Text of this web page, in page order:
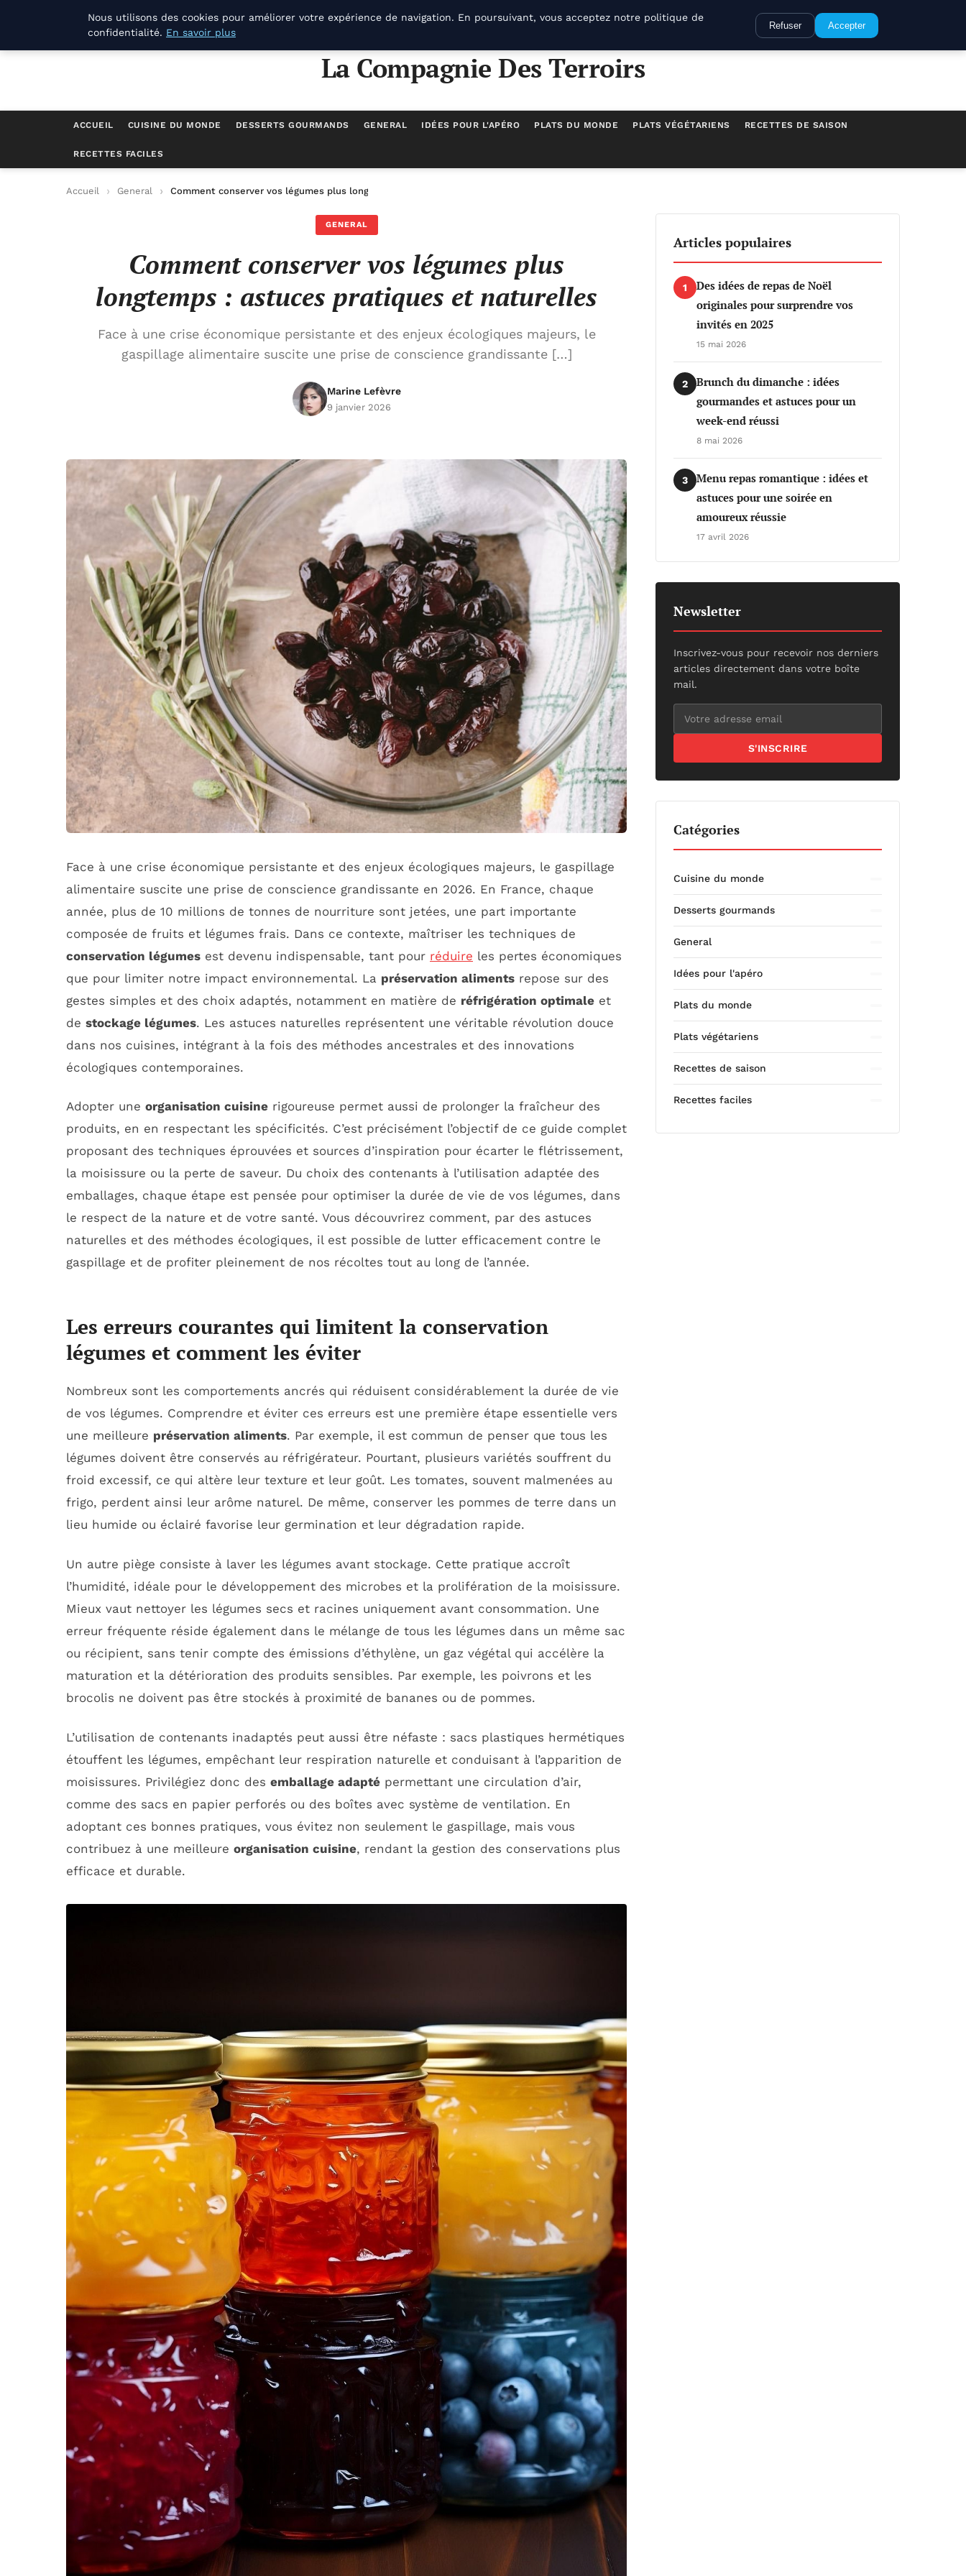
La Compagnie Des Terroirs
La Compagnie Des Terroirs
ACCUEIL CUISINE DU MONDE DESSERTS GOURMANDS GENERAL IDÉES POUR L'APÉRO PLATS DU MONDE PLATS VÉGÉTARIENS RECETTES DE SAISON
RECETTES FACILES
Accueil General Comment conserver vos légumes plus longtemps : astuces pratiques et naturelles
GENERAL
Comment conserver vos légumes plus
longtemps : astuces pratiques et naturelles
Face à une crise économique persistante et des enjeux écologiques majeurs, le
gaspillage alimentaire suscite une prise de conscience grandissante […]
Marine Lefèvre
9 janvier 2026
Face à une crise économique persistante et des enjeux écologiques majeurs, le gaspillage
alimentaire suscite une prise de conscience grandissante en 2026. En France, chaque
année, plus de 10 millions de tonnes de nourriture sont jetées, une part importante
composée de fruits et légumes frais. Dans ce contexte, maîtriser les techniques de
conservation légumes est devenu indispensable, tant pour réduire les pertes économiques
que pour limiter notre impact environnemental. La préservation aliments repose sur des
gestes simples et des choix adaptés, notamment en matière de réfrigération optimale et
de stockage légumes. Les astuces naturelles représentent une véritable révolution douce
dans nos cuisines, intégrant à la fois des méthodes ancestrales et des innovations
écologiques contemporaines.
Adopter une organisation cuisine rigoureuse permet aussi de prolonger la fraîcheur des
produits, en en respectant les spécificités. C’est précisément l’objectif de ce guide complet
proposant des techniques éprouvées et sources d’inspiration pour écarter le flétrissement,
la moisissure ou la perte de saveur. Du choix des contenants à l’utilisation adaptée des
emballages, chaque étape est pensée pour optimiser la durée de vie de vos légumes, dans
le respect de la nature et de votre santé. Vous découvrirez comment, par des astuces
naturelles et des méthodes écologiques, il est possible de lutter efficacement contre le
gaspillage et de profiter pleinement de nos récoltes tout au long de l’année.
Les erreurs courantes qui limitent la conservation
légumes et comment les éviter
Nombreux sont les comportements ancrés qui réduisent considérablement la durée de vie
de vos légumes. Comprendre et éviter ces erreurs est une première étape essentielle vers
une meilleure préservation aliments. Par exemple, il est commun de penser que tous les
légumes doivent être conservés au réfrigérateur. Pourtant, plusieurs variétés souffrent du
froid excessif, ce qui altère leur texture et leur goût. Les tomates, souvent malmenées au
frigo, perdent ainsi leur arôme naturel. De même, conserver les pommes de terre dans un
lieu humide ou éclairé favorise leur germination et leur dégradation rapide.
Un autre piège consiste à laver les légumes avant stockage. Cette pratique accroît
l’humidité, idéale pour le développement des microbes et la prolifération de la moisissure.
Mieux vaut nettoyer les légumes secs et racines uniquement avant consommation. Une
erreur fréquente réside également dans le mélange de tous les légumes dans un même sac
ou récipient, sans tenir compte des émissions d’éthylène, un gaz végétal qui accélère la
maturation et la détérioration des produits sensibles. Par exemple, les poivrons et les
brocolis ne doivent pas être stockés à proximité de bananes ou de pommes.
L’utilisation de contenants inadaptés peut aussi être néfaste : sacs plastiques hermétiques
étouffent les légumes, empêchant leur respiration naturelle et conduisant à l’apparition de
moisissures. Privilégiez donc des emballage adapté permettant une circulation d’air,
comme des sacs en papier perforés ou des boîtes avec système de ventilation. En
adoptant ces bonnes pratiques, vous évitez non seulement le gaspillage, mais vous
contribuez à une meilleure organisation cuisine, rendant la gestion des conservations plus
efficace et durable.
Articles populaires
1
Des idées de repas de Noël
originales pour surprendre vos
invités en 2025
15 mai 2026
2
Brunch du dimanche : idées
gourmandes et astuces pour un
week-end réussi
8 mai 2026
3
Menu repas romantique : idées et
astuces pour une soirée en
amoureux réussie
17 avril 2026
Newsletter
Inscrivez-vous pour recevoir nos derniers
articles directement dans votre boîte
mail.
S'INSCRIRE
Catégories
Cuisine du monde
Desserts gourmands
General
Idées pour l'apéro
Plats du monde
Plats végétariens
Recettes de saison
Recettes faciles
Nous utilisons des cookies pour améliorer votre expérience de navigation. En poursuivant, vous acceptez notre politique de
confidentialité. En savoir plus
Refuser Accepter